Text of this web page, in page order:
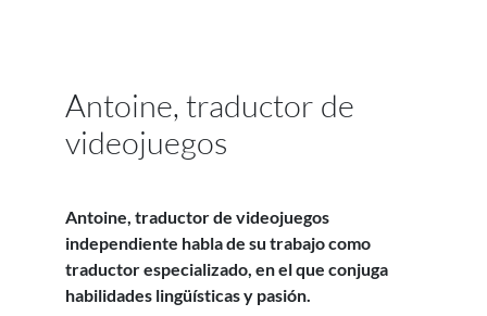
Antoine, traductor de
videojuegos
Antoine, traductor de videojuegos
independiente habla de su trabajo como
traductor especializado, en el que conjuga
habilidades lingüísticas y pasión.